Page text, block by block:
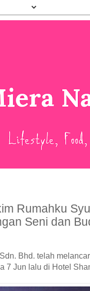
Rumahku
Seni dan
Bhd. telah
7 Jun lalu di Hotel